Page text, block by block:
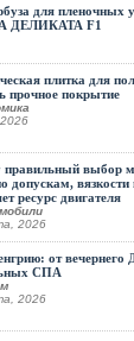
для пленочных
ДЕЛИКАТА F1
плитка для
прочное покрытие
выбор
допускам, вязкости
ресурс двигателя
2026
от вечернего
СПА
2026